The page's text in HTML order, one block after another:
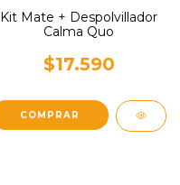
Kit Mate + Despolvillador
Calma Quo
$17.590